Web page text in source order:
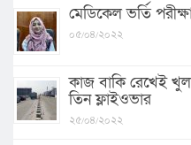
মেডিকেল ভর্তি
০৫/০৪/২০২২
কাজ বাকি রেখেই
তিন ফ্লাইওভার
২৫/০৪/২০২২